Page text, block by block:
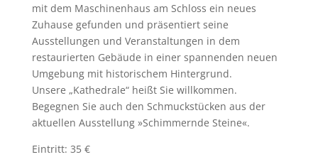
mit dem Maschinenhaus am Schloss ein neues
Zuhause gefunden und präsentiert seine
Ausstellungen und Veranstaltungen in dem
restaurierten Gebäude in einer spannenden neuen
Umgebung mit historischem Hintergrund.
Unsere „Kathedrale“ heißt Sie willkommen.
Begegnen Sie auch den Schmuckstücken aus der
aktuellen Ausstellung »Schimmernde Steine«.
Eintritt: 35 €